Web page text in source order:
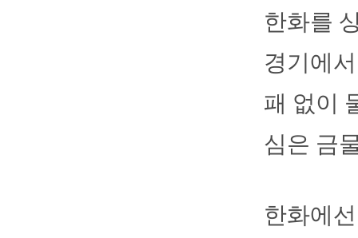
한화를
경기에
패 없이
심은 금
한화에